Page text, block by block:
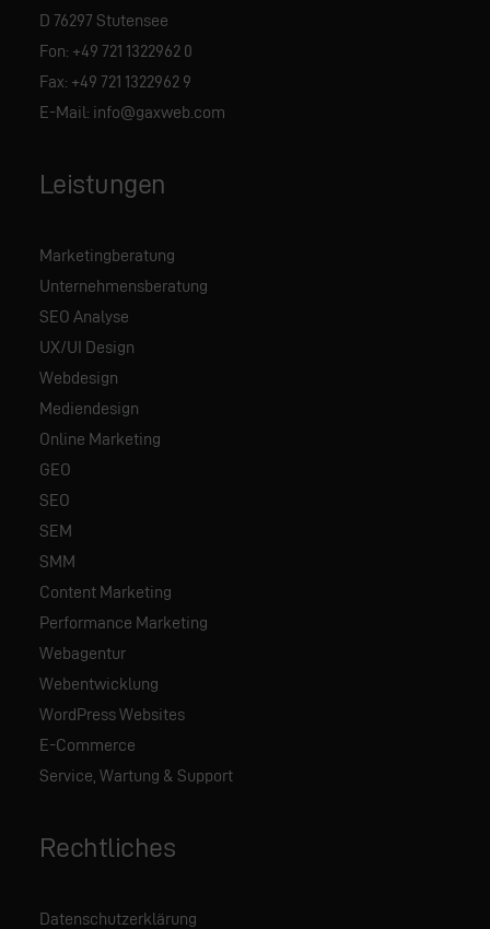
D 76297 Stutensee
Fon: +49 721 1322962 0
Fax: +49 721 1322962 9
E-Mail: info@gaxweb.com
Leistungen
Marketingberatung
Unternehmensberatung
SEO Analyse
UX/UI Design
Webdesign
Mediendesign
Online Marketing
GEO
SEO
SEM
SMM
Content Marketing
Performance Marketing
Webagentur
Webentwicklung
WordPress Websites
E-Commerce
Service, Wartung & Support
Rechtliches
Datenschutzerklärung